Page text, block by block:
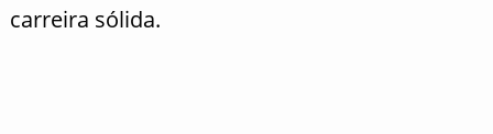
carreira sólida.